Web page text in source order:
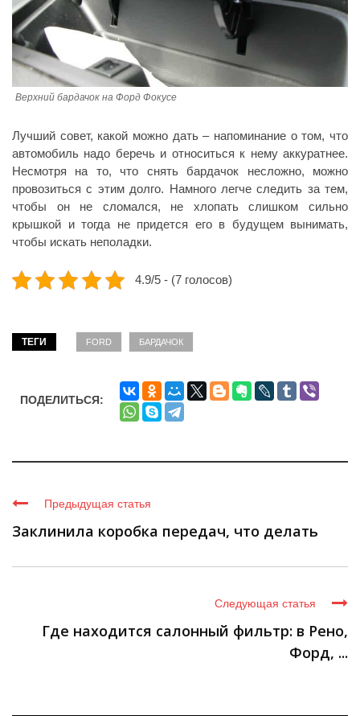
Верхний бардачок на Форд Фокусе
Лучший совет, какой можно дать – напоминание о том, что
автомобиль надо беречь и относиться к нему аккуратнее.
Несмотря на то, что снять бардачок несложно, можно
провозиться с этим долго. Намного легче следить за тем,
чтобы он не сломался, не хлопать слишком сильно
крышкой и тогда не придется его в будущем вынимать,
чтобы искать неполадки.
4.9/5 - (7 голосов)
ТЕГИ FORD БАРДАЧОК
ПОДЕЛИТЬСЯ:
Предыдущая статья
Заклинила коробка передач, что делать
Следующая статья
Где находится салонный фильтр: в Рено,
Форд, ...